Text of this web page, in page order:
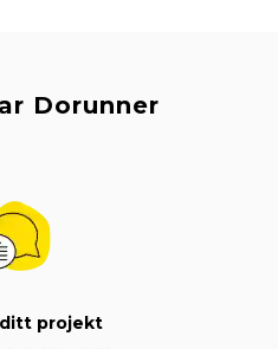
Dorunner
projekt